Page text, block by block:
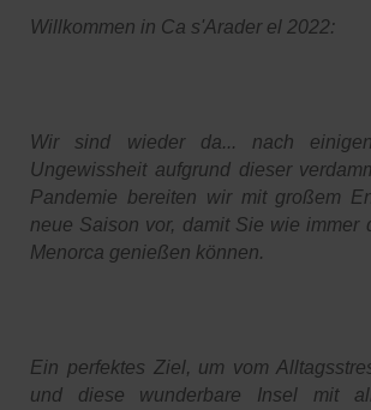
Willkommen in Ca s'Arader el 2022:
Wir sind wieder da... nach
Ungewissheit aufgrund dieser
Pandemie bereiten wir mit großem
neue Saison vor, damit Sie wie immer
Menorca genießen können.
Ein perfektes Ziel, um vom
und diese wunderbare Insel mit